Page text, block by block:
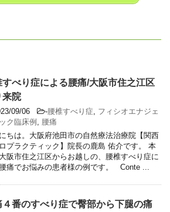
すべり症による腰痛/大阪市住之江区
来院
09/06 -腰椎すべり症
フィシオエナジェ
ク臨床例
腰痛
ちは。大阪府池田市の自然療法治療院【関西
プラクティック】院長の鹿島 佑介です。 本
阪市住之江区からお越しの、腰椎すべり症に
痛でお悩みの患者様の例です。 Conte ...
４番のすべり症で臀部から下腿の痛